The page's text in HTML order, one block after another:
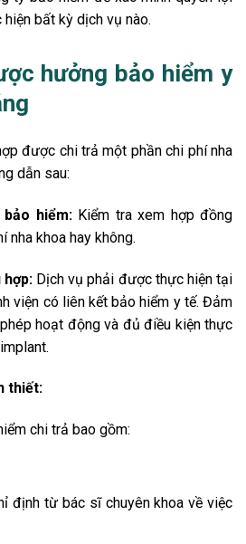
bất kỳ dịch vụ nào.
hưởng bảo hiểm y
được chi trả một phần chi phí nha
dẫn sau:
hiểm:Kiểm tra xem hợp đồng
nha khoa hay không.
hợp: Dịch vụ phải được thực hiện tại
viện có liên kết bảo hiểm y tế. Đảm
hoạt động và đủ điều kiện thực
thiết:
chi trả bao gồm:
định từ bác sĩ chuyên khoa về việc